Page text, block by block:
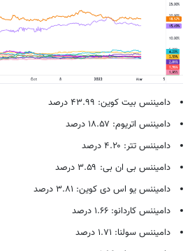
دامیننس بیت کوین: ۴۳.۹۹ درصد
دامیننس اتریوم: ۱۸.۵۷ درصد
دامیننس تتر: ۴.۲۰ درصد
دامیننس بی ان بی: ۳.۵۹ درصد
دامیننس یو اس دی کوین: ۳.۸۱ درصد
دامیننس کاردانو: ۱.۶۶ درصد
دامیننس سولنا: ۱.۷۱ درصد